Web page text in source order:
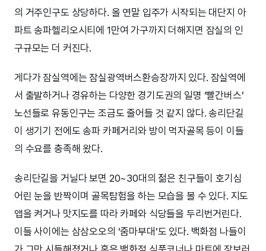
의 거주인구도 상당하다. 올 연말 입주가 시작되는 대단지 아
파트 송파헬리오시티에 1만여 가구까지 더해지면 잠실의 인
구규모는 더 커진다.
게다가 잠실역에는 잠실광역버스환승장까지 있다. 잠실역에
서 출발하거나 경유하는 다양한 경기도권의 일명 ‘빨간버스’
노선들로 유동인구는 조금도 줄어들 것 같지 않다. 송리단길
이 생기기 전에도 송파 카페거리와 방이 먹자골목 등이 이들
의 수요를 충족해 왔다.
송리단길을 거닐다 보면 20~30대의 젊은 친구들이 호기심
어린 눈을 반짝이며 골목탐험을 하는 모습을 볼 수 있다. 지도
앱을 켜거나 맛지도를 따라 카페와 식당들을 두리번거린다.
이들 사이에는 삼삼오오의 ‘줌마부대’도 있다. 백화점 나들이